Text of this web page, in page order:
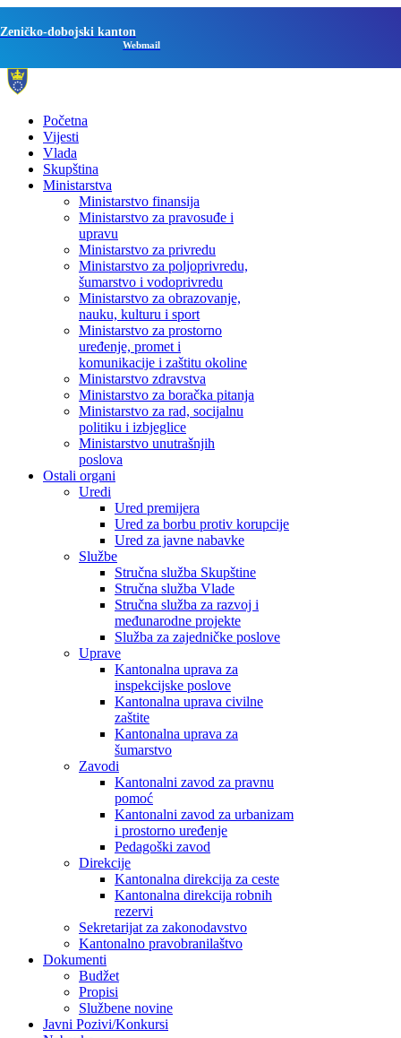
Zeničko-dobojski kanton
Webmail
Početna
Vijesti
Vlada
Skupština
Ministarstva
Ministarstvo finansija
Ministarstvo za pravosuđe i
upravu
Ministarstvo za privredu
Ministarstvo za poljoprivredu,
šumarstvo i vodoprivredu
Ministarstvo za obrazovanje,
nauku, kulturu i sport
Ministarstvo za prostorno
uređenje, promet i
komunikacije i zaštitu okoline
Ministarstvo zdravstva
Ministarstvo za boračka pitanja
Ministarstvo za rad, socijalnu
politiku i izbjeglice
Ministarstvo unutrašnjih
poslova
Ostali organi
Uredi
Ured premijera
Ured za borbu protiv korupcije
Ured za javne nabavke
Službe
Stručna služba Skupštine
Stručna služba Vlade
Stručna služba za razvoj i
međunarodne projekte
Služba za zajedničke poslove
Uprave
Kantonalna uprava za
inspekcijske poslove
Kantonalna uprava civilne
zaštite
Kantonalna uprava za
šumarstvo
Zavodi
Kantonalni zavod za pravnu
pomoć
Kantonalni zavod za urbanizam
i prostorno uređenje
Pedagoški zavod
Direkcije
Kantonalna direkcija za ceste
Kantonalna direkcija robnih
rezervi
Sekretarijat za zakonodavstvo
Kantonalno pravobranilaštvo
Dokumenti
Budžet
Propisi
Službene novine
Javni Pozivi/Konkursi